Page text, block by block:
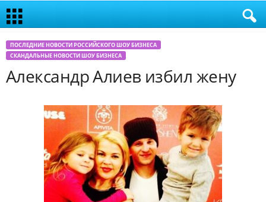
ПОСЛЕДНИЕ НОВОСТИ РОССИЙСКОГО ШОУ БИЗНЕСА
СКАНДАЛЬНЫЕ НОВОСТИ ШОУ БИЗНЕСА
Александр Алиев избил жену